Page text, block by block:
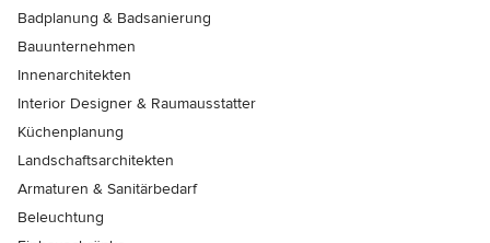
Badplanung & Badsanierung
Bauunternehmen
Innenarchitekten
Interior Designer & Raumausstatter
Küchenplanung
Landschaftsarchitekten
Armaturen & Sanitärbedarf
Beleuchtung